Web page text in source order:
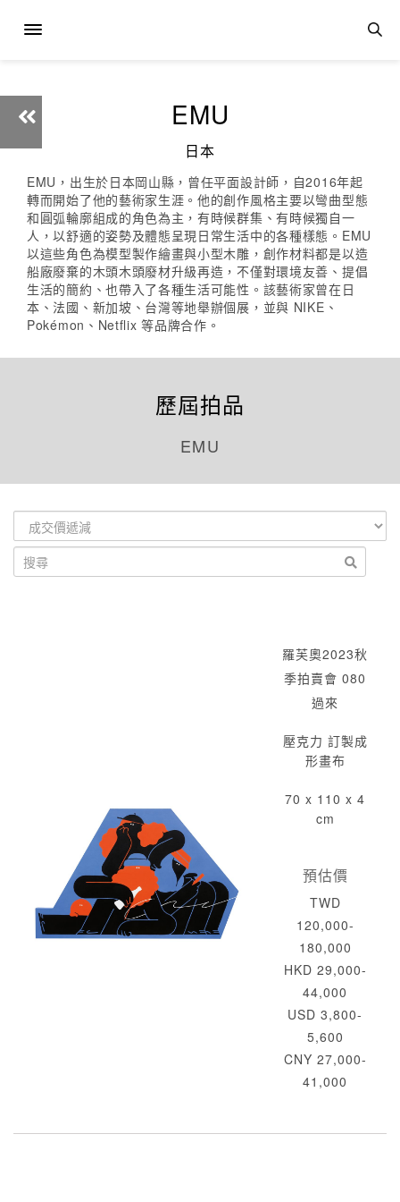
EMU
日本
EMU，出生於日本岡山縣，曾任平面設計師，自2016年起
轉而開始了他的藝術家生涯。他的創作風格主要以彎曲型態
和圓弧輪廓組成的角色為主，有時候群集、有時候獨自一
人，以舒適的姿勢及體態呈現日常生活中的各種樣態。EMU
以這些角色為模型製作繪畫與小型木雕，創作材料都是以造
船廠廢棄的木頭木頭廢材升級再造，不僅對環境友善、提倡
生活的簡約、也帶入了各種生活可能性。該藝術家曾在日
本、法國、新加坡、台灣等地舉辦個展，並與 NIKE、
Pokémon、Netflix 等品牌合作。
歷屆拍品
EMU
羅芙奧2023秋
季拍賣會 080
過來
壓克力 訂製成
形畫布
70 x 110 x 4
cm
預估價
TWD
120,000-
180,000
HKD 29,000-
44,000
USD 3,800-
5,600
CNY 27,000-
41,000